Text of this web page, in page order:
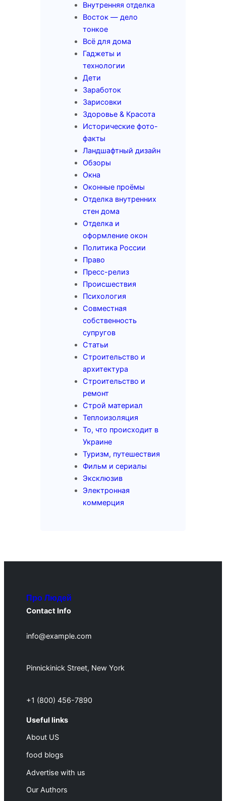
Внутренняя отделка
Восток — дело
тонкое
Всё для дома
Гаджеты и
технологии
Дети
Заработок
Зарисовки
Здоровье & Красота
Исторические фото-
факты
Ландшафтный дизайн
Обзоры
Окна
Оконные проёмы
Отделка внутренних
стен дома
Отделка и
оформление окон
Политика России
Право
Пресс-релиз
Происшествия
Психология
Совместная
собственность
супругов
Статьи
Строительство и
архитектура
Строительство и
ремонт
Строй материал
Теплоизоляция
То, что происходит в
Украине
Туризм, путешествия
Фильм и сериалы
Эксклюзив
Электронная
коммерция
Про Людей
Contact Info
info@example.com
Pinnickinick Street, New York
+1 (800) 456-7890
Useful links
About US
food blogs
Advertise with us
Our Authors